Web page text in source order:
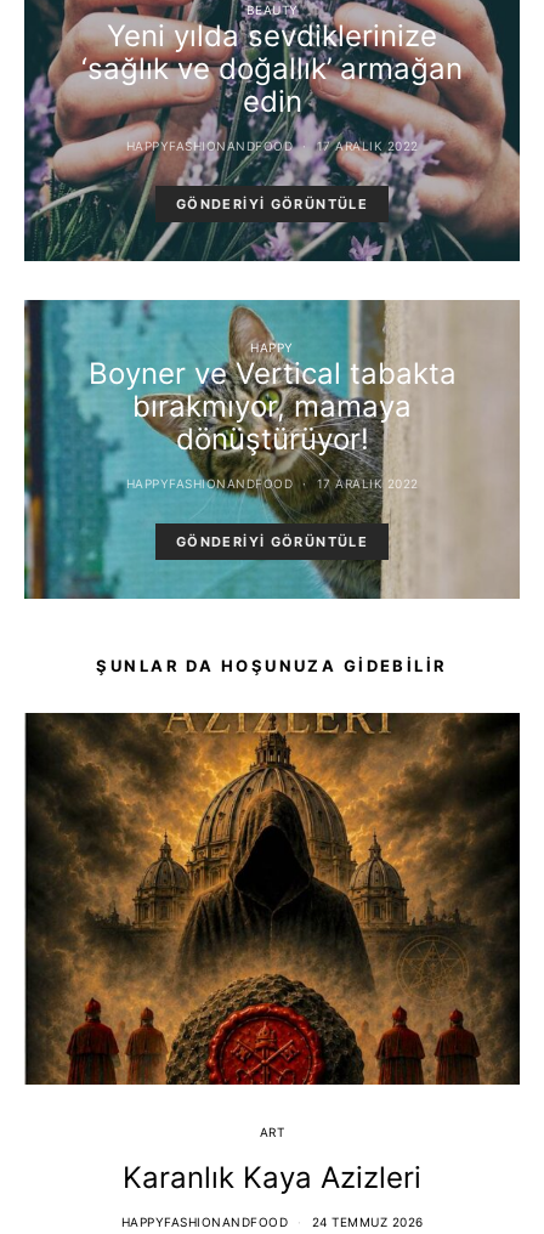
BEAUTY
Yeni yılda sevdiklerinize
‘sağlık ve doğallık’ armağan
edin
HAPPYFASHIONANDFOOD 17 ARALIK 2022
GÖNDERIYI GÖRÜNTÜLE
HAPPY
Boyner ve Vertical tabakta
bırakmıyor, mamaya
dönüştürüyor!
HAPPYFASHIONANDFOOD 17 ARALIK 2022
GÖNDERIYI GÖRÜNTÜLE
ŞUNLAR DA HOŞUNUZA GIDEBILIR
ART
Karanlık Kaya Azizleri
HAPPYFASHIONANDFOOD 24 TEMMUZ 2026